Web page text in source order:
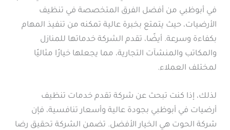
في أبوظبي من أفضل الفرق المتخصصة في تنظيف
الأرضيات، حيث يتمتع بخبرة عالية تمكنه من تنفيذ المهام
بكفاءة وسرعة. أيضًا، تقدم الشركة خدماتها للمنازل
والمكاتب والمنشآت التجارية، مما يجعلها خيارًا مثاليًا
لمختلف العملاء.
لذلك، إذا كنت تبحث عن شركة تقدم خدمات تنظيف
أرضيات في أبوظبي بجودة عالية وأسعار تنافسية، فإن
شركة الحوت هي الخيار الأفضل. تضمن الشركة تحقيق رضا